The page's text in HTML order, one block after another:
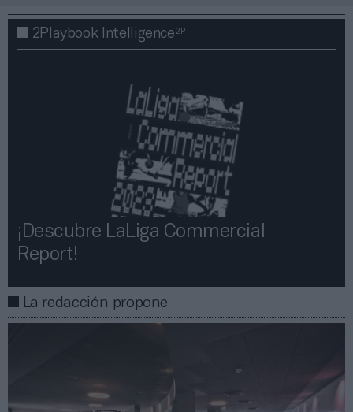
2Playbook Intelligence2P
¡Descubre LaLiga Commercial
Report!​​
La redacción propone